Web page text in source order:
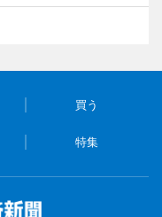
買う
特集